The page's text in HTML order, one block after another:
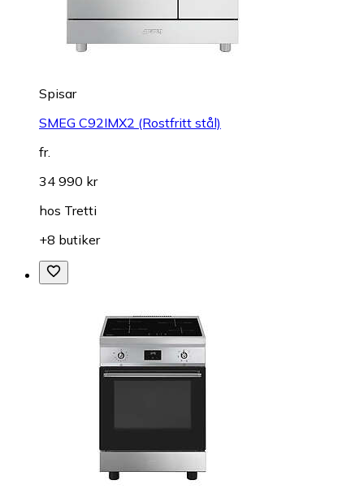
Spisar
SMEG C92IMX2 (Rostfritt stål)
fr.
34 990 kr
hos Tretti
+8 butiker